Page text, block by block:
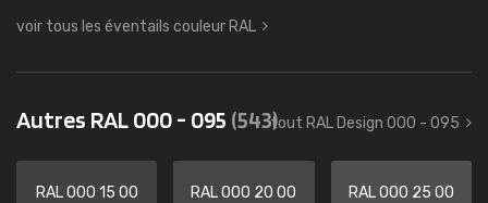
voir tous les éventails couleur RAL
Autres RAL 000 - 095 (543)tout RAL Design 000 - 095
RAL 000 15 00 RAL 000 20 00 RAL 000 25 00